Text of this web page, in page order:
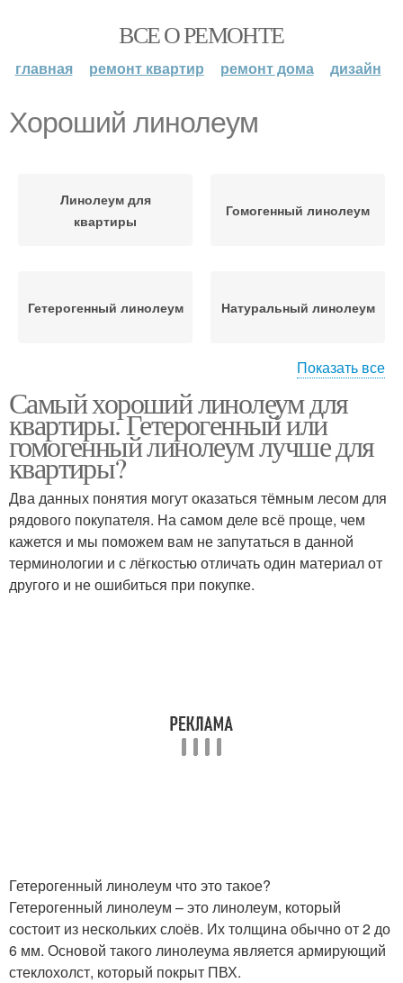
ВСЕ О РЕМОНТЕ
главная ремонт квартир ремонт дома дизайн
Хороший линолеум
Линолеум для
квартиры
Гомогенный линолеум
Гетерогенный линолеум Натуральный линолеум
Искусственный
линолеум
линолеум
Линолеум в интерьере
Показать все
Самый хороший линолеум для
квартиры. Гетерогенный или
гомогенный линолеум лучше для
квартиры?
Два данных понятия могут оказаться тёмным лесом для
рядового покупателя. На самом деле всё проще, чем
кажется и мы поможем вам не запутаться в данной
терминологии и с лёгкостью отличать один материал от
другого и не ошибиться при покупке.
Гетерогенный линолеум что это такое?
Гетерогенный линолеум – это линолеум, который
состоит из нескольких слоёв. Их толщина обычно от 2 до
6 мм. Основой такого линолеума является армирующий
стеклохолст, который покрыт ПВХ.